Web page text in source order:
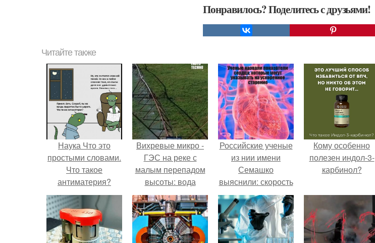
Понравилось? Поделитесь с друзьями!
Читайте также
Наука Что это
простыми словами.
Что такое
антиматерия?
Вихревые микро -
ГЭС на реке с
малым перепадом
высоты: вода
закручивается в
бетонной камере и
вращает
вертикальную
Российские ученые
из нии имени
Семашко
выяснили: скорость
старения напрямую
зависит от
состояния сосудов
и работы сердца.
Кому особенно
полезен индол-3-
карбинол?